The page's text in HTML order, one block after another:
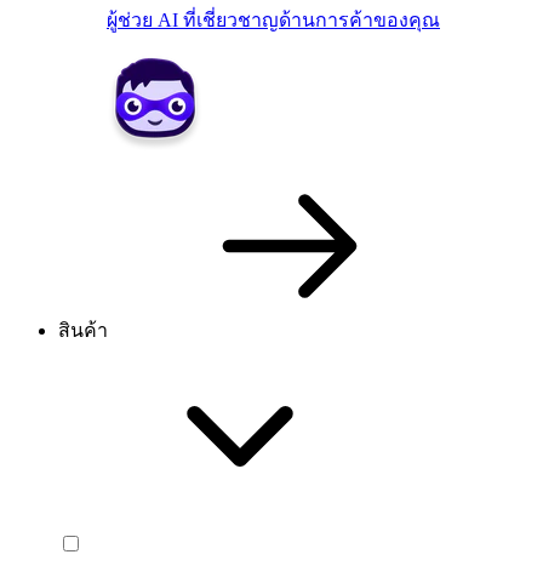
ผู้ช่วย AI ที่เชี่ยวชาญด้านการค้าของคุณ
สินค้า